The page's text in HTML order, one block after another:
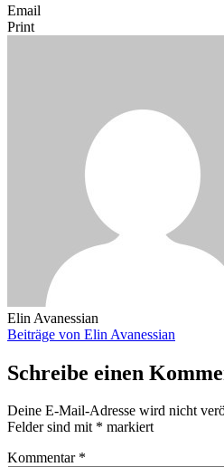
Email
Print
Elin Avanessian
Beiträge von Elin Avanessian
Schreibe einen
Deine E-Mail-Adresse wird nicht
Felder sind mit * markiert
Kommentar *